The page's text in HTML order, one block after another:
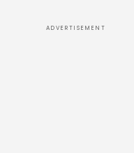
ADVERTISEMENT